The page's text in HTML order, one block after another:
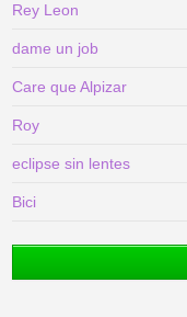
Rey Leon
dame un job
Care que Alpizar
Roy
eclipse sin lentes
Bici